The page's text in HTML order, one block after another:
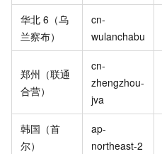
华北 6（乌
兰察布）
cn-
wulanchabu
郑州（联通
合营）
cn-
zhengzhou-
jva
韩国（首
尔）
ap-
northeast-2